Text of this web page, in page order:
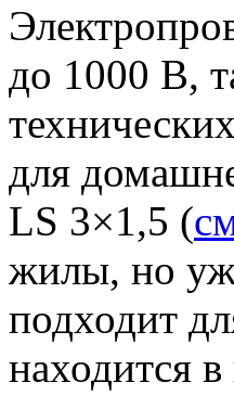
до 1000 В,
для
LS 3×1,5 (
жилы, но
подходит
находится